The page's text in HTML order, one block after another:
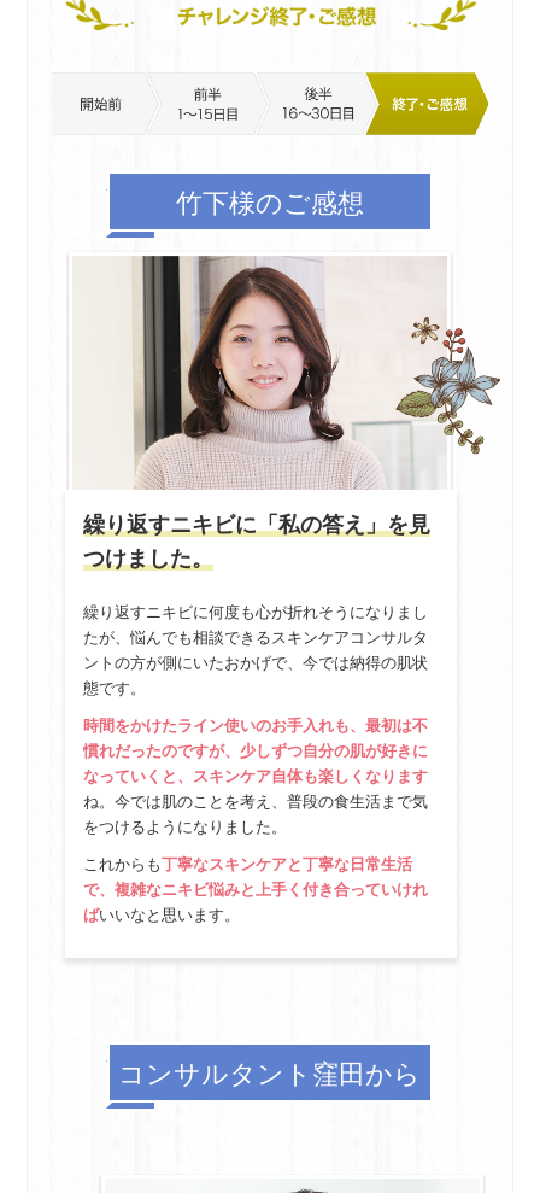
竹下様のご感想
繰り返すニキビに「私の答え」を見
つけました。
繰り返すニキビに何度も心が折れそうになりまし
たが、悩んでも相談できるスキンケアコンサルタ
ントの方が側にいたおかげで、今では納得の肌状
態です。
時間をかけたライン使いのお手入れも、最初は不
慣れだったのですが、少しずつ自分の肌が好きに
なっていくと、スキンケア自体も楽しくなります
ね。今では肌のことを考え、普段の食生活まで気
をつけるようになりました。
これからも丁寧なスキンケアと丁寧な日常生活
で、複雑なニキビ悩みと上手く付き合っていけれ
ばいいなと思います。
コンサルタント窪田から